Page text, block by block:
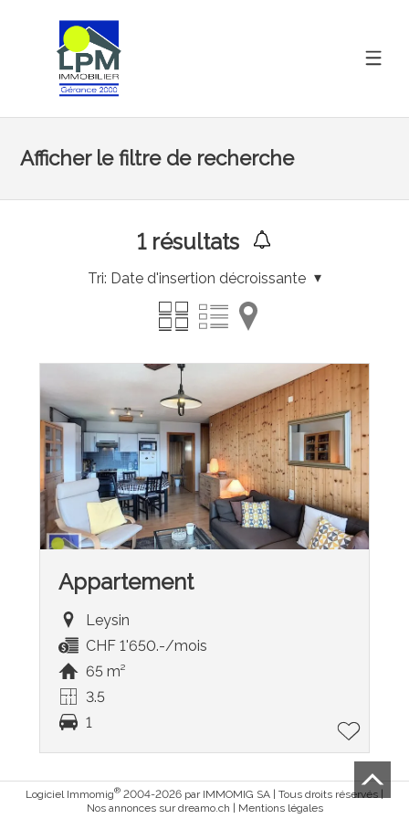
Afficher le filtre de recherche
1résultats
Tri: Date d'insertion décroissante
Appartement
Leysin
CHF 1'650.-/mois
65 m²
3.5
1
Logiciel Immomig® 2004-2026 par IMMOMIG SA | Tous droits réservés |
Nos annonces surdreamo.ch | Mentions légales